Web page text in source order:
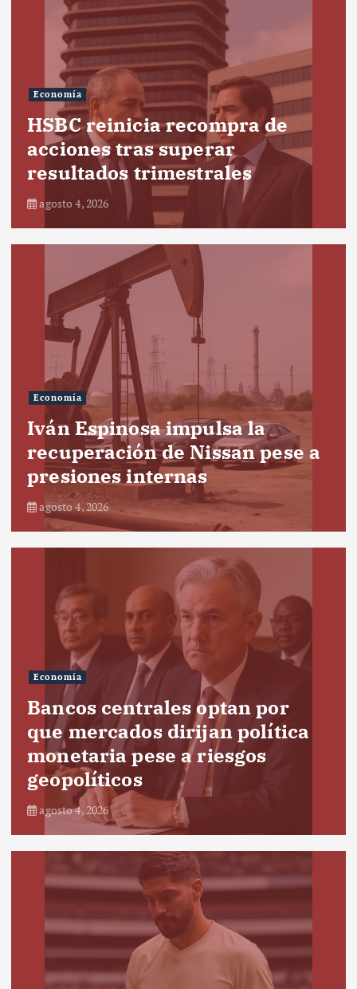
Economía
HSBC reinicia recompra de
acciones tras superar
resultados trimestrales
agosto 4, 2026
Economía
Iván Espinosa impulsa la
recuperación de Nissan pese a
presiones internas
agosto 4, 2026
Economía
Bancos centrales optan por
que mercados dirijan política
monetaria pese a riesgos
geopolíticos
agosto 4, 2026